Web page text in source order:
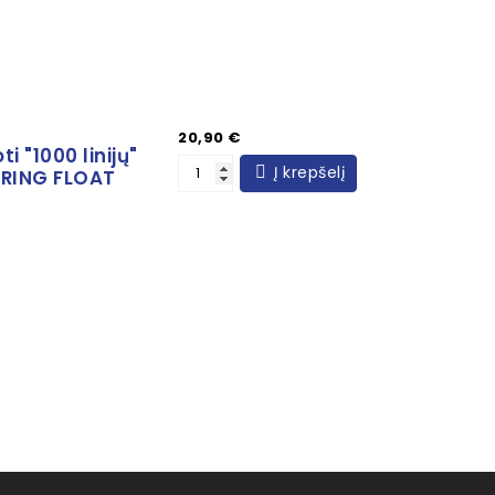
"1000 linijų"
FLOAT
Kaina
20,90 €
Į krepšelį